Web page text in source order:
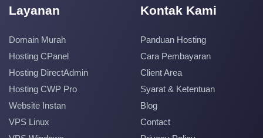
Layanan
Domain Murah
Hosting CPanel
Hosting DirectAdmin
Hosting CWP Pro
Website Instan
VPS Linux
Kontak Kami
Panduan Hosting
Cara Pembayaran
Client Area
Syarat & Ketentuan
Blog
Contact